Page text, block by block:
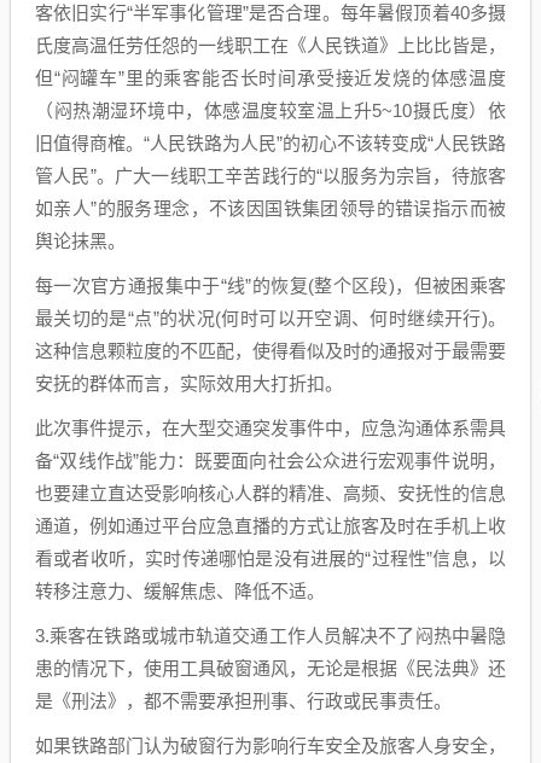
客依旧实行“半军事化管理”是否合理。每年暑假顶着40多摄
氏度高温任劳任怨的一线职工在《人民铁道》上比比皆是，
但“闷罐车”里的乘客能否长时间承受接近发烧的体感温度
（闷热潮湿环境中，体感温度较室温上升5~10摄氏度）依
旧值得商榷。“人民铁路为人民”的初心不该转变成“人民铁路
管人民”。广大一线职工辛苦践行的“以服务为宗旨，待旅客
如亲人”的服务理念，不该因国铁集团领导的错误指示而被
舆论抹黑。
每一次官方通报集中于“线”的恢复(整个区段)，但被困乘客
最关切的是“点”的状况(何时可以开空调、何时继续开行)。
这种信息颗粒度的不匹配，使得看似及时的通报对于最需要
安抚的群体而言，实际效用大打折扣。
此次事件提示，在大型交通突发事件中，应急沟通体系需具
备“双线作战”能力：既要面向社会公众进行宏观事件说明，
也要建立直达受影响核心人群的精准、高频、安抚性的信息
通道，例如通过平台应急直播的方式让旅客及时在手机上收
看或者收听，实时传递哪怕是没有进展的“过程性”信息，以
转移注意力、缓解焦虑、降低不适。
3.乘客在铁路或城市轨道交通工作人员解决不了闷热中暑隐
患的情况下，使用工具破窗通风，无论是根据《民法典》还
是《刑法》，都不需要承担刑事、行政或民事责任。
如果铁路部门认为破窗行为影响行车安全及旅客人身安全，